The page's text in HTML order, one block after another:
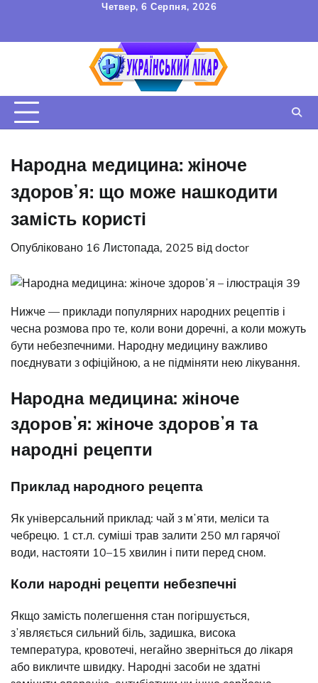
вмісту
Четвер, 6 Серпня, 2026
КОРИСТУВАЧА
Народна медицина: жіноче
здоровʼя: що може нашкодити
замість користі
Опубліковано 16 Листопада, 2025 від doctor
Нижче — приклади популярних народних рецептів і
чесна розмова про те, коли вони доречні, а коли можуть
бути небезпечними. Народну медицину важливо
поєднувати з офіційною, а не підміняти нею лікування.
Народна медицина: жіноче
здоровʼя: жіноче здоровʼя та
народні рецепти
Приклад народного рецепта
Як універсальний приклад: чай з мʼяти, меліси та
чебрецю. 1 ст.л. суміші трав залити 250 мл гарячої
води, настояти 10–15 хвилин і пити перед сном.
Коли народні рецепти небезпечні
Якщо замість полегшення стан погіршується,
зʼявляється сильний біль, задишка, висока
температура, кровотечі, негайно зверніться до лікаря
або викличте швидку. Народні засоби не здатні